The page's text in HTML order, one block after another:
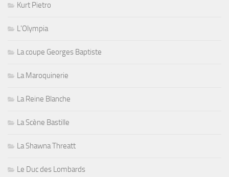
Kurt Pietro
L'Olympia
La coupe Georges Baptiste
La Maroquinerie
La Reine Blanche
La Scène Bastille
La Shawna Threatt
Le Duc des Lombards